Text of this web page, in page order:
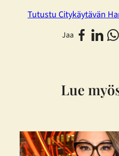
Tutustu Citykäytävän
Jaa
Lue